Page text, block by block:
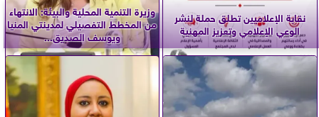
نقابة الإعلاميين تطلق حملة لنشر
الوعي الإعلامي وتعزيز المهنية
وزيرة التنمية المحلية والبيئة: الانتهاء
من المخطط التفصيلي لمدينتي المنيا
ويوسف الصديق...